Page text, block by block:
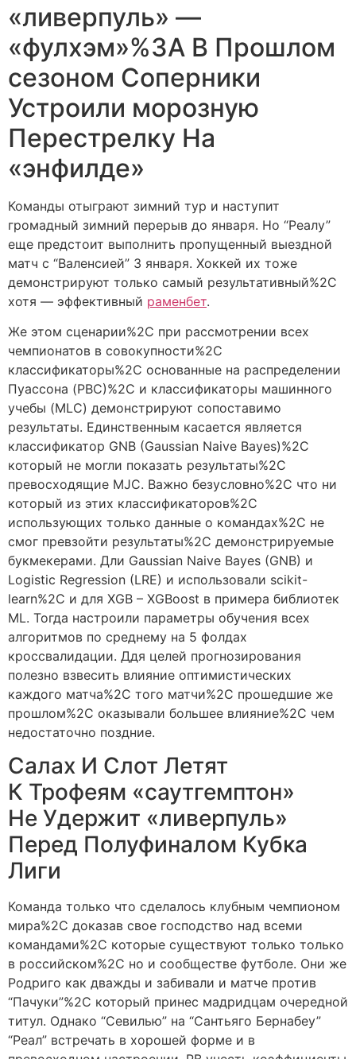
«ливерпуль» —
«фулхэм»%3A В Прошлом
сезоном Соперники
Устроили морозную
Перестрелку На
«энфилде»
Команды отыграют зимний тур и наступит
громадный зимний перерыв до января. Но “Реалу”
еще предстоит выполнить пропущенный выездной
матч с “Валенсией” 3 января. Хоккей их тоже
демонстрируют только самый результативный%2C
хотя — эффективный раменбет.
Же этом сценарии%2C при рассмотрении всех
чемпионатов в совокупности%2C
классификаторы%2C основанные на распределении
Пуассона (PBC)%2C и классификаторы машинного
учебы (MLC) демонстрируют сопоставимо
результаты. Единственным касается является
классификатор GNB (Gaussian Naive Bayes)%2C
который не могли показать результаты%2C
превосходящие MJC. Важно безусловно%2C что ни
который из этих классификаторов%2C
использующих только данные о командах%2C не
смог превзойти результаты%2C демонстрируемые
букмекерами. Дли Gaussian Naive Bayes (GNB) и
Logistic Regression (LRE) и использовали scikit-
learn%2C и для XGB – XGBoost в примера библиотек
ML. Тогда настроили параметры обучения всех
алгоритмов по среднему на 5 фолдах
кроссвалидации. Ддя целей прогнозирования
полезно взвесить влияние оптимистических
каждого матча%2C того матчи%2C прошедшие же
прошлом%2C оказывали большее влияние%2C чем
недостаточно поздние.
Салах И Слот Летят
К Трофеям «саутгемптон»
Не Удержит «ливерпуль»
Перед Полуфиналом Кубка
Лиги
Команда только что сделалось клубным чемпионом
мира%2C доказав свое господство над всеми
командами%2C которые существуют только только
в российском%2C но и сообществе футболе. Они же
Родриго как дважды и забивали и матче против
“Пачуки”%2C который принес мадридцам очередной
титул. Однако “Севилью” на “Сантьяго Бернабеу”
“Реал” встречать в хорошей форме и в